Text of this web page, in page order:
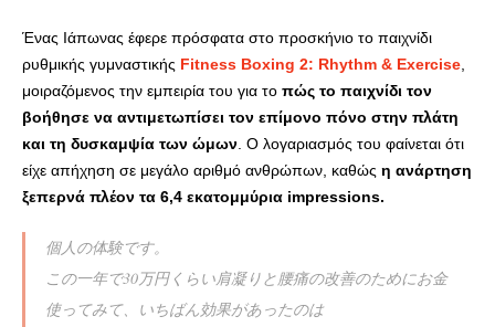
Ένας Ιάπωνας έφερε πρόσφατα στο προσκήνιο το παιχνίδι
ρυθμικής γυμναστικής Fitness Boxing 2: Rhythm & Exercise
μοιραζόμενος την εμπειρία του για το πώς το παιχνίδι τον
βοήθησε να αντιμετωπίσει τον επίμονο πόνο στην πλάτη
και τη δυσκαμψία των ώμων . Ο λογαριασμός του φαίνεται ότι
είχε απήχηση σε μεγάλο αριθμό ανθρώπων, καθώς η ανάρτηση
ξεπερνά πλέον τα 6,4 εκατομμύρια impressions.
個人の体験です。
この一年で30万円くらい肩凝りと腰痛の改善のためにお金
使ってみて、いちばん効果があったのは